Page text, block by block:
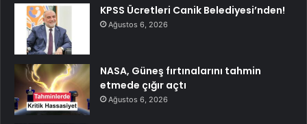
KPSS Ücretleri Canik Belediyesi’nden!
Ağustos 6, 2026
NASA, Güneş fırtınalarını tahmin
etmede çığır açtı
Ağustos 6, 2026